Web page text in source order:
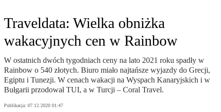
Traveldata: Wielka obniżka
wakacyjnych cen w Rainbow
W ostatnich dwóch tygodniach ceny na lato 2021 roku spadły w
Rainbow o 540 złotych. Biuro miało najtańsze wyjazdy do Grecji,
Egiptu i Tunezji. W cenach wakacji na Wyspach Kanaryjskich i w
Bułgarii przodował TUI, a w Turcji – Coral Travel.
Publikacja: 07.12.2020 01:47